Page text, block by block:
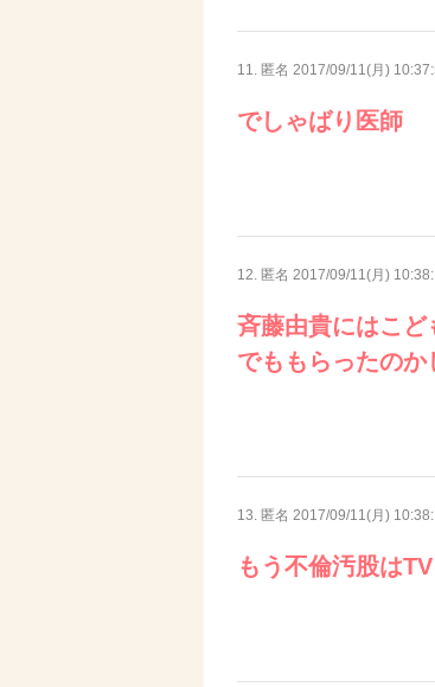
11. 匿名 2017/09/11(月)
でしゃばり医師
12. 匿名 2017/09/11(月)
斉藤由貴にはこ
でももらったのか
13. 匿名 2017/09/11(月)
もう不倫汚股は